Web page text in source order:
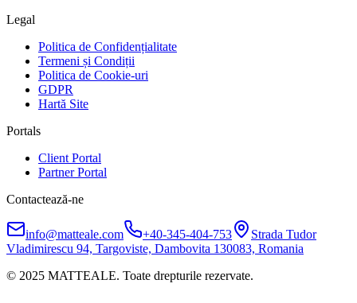
Legal
Politica de Confidențialitate
Termeni și Condiții
Politica de Cookie-uri
GDPR
Hartă Site
Portals
Client Portal
Partner Portal
Contactează-ne
info@matteale.com +40-345-404-753
Strada Tudor
Vladimirescu 94, Targoviste, Dambovita 130083, Romania
© 2025 MATTEALE. Toate drepturile rezervate.